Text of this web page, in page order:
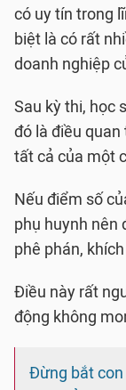
có uy tín trong
biệt là có rất
doanh nghiệp
Sau kỳ thi, học
đó là điều
tất cả của một
Nếu điểm số
phụ huynh nên
phê phán,
Điều này rất
động không
Đừng bắt